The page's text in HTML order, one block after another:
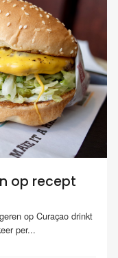
op recept
op Curaçao drinkt
per...